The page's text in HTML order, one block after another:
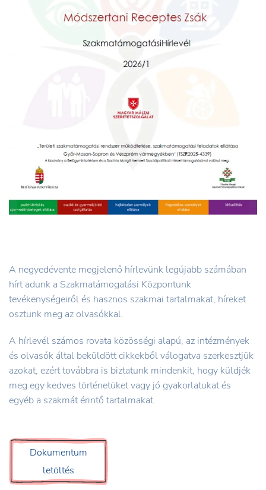
A negyedévente megjelenő hírlevünk legújabb számában
hírt adunk a Szakmatámogatási Központunk
tevékenységeiről és hasznos szakmai tartalmakat, híreket
osztunk meg az olvasókkal.
A hírlevél számos rovata közösségi alapú, az intézmények
és olvasók által beküldött cikkekből válogatva szerkesztjük
azokat, ezért továbbra is biztatunk mindenkit, hogy küldjék
meg egy kedves történetüket vagy jó gyakorlatukat és
egyéb a szakmát érintő tartalmakat.
Dokumentum
letöltés